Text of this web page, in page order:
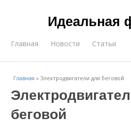
Идеальная
Главная Новости Статьи
Главная »Электродвигатели для беговой
беговой